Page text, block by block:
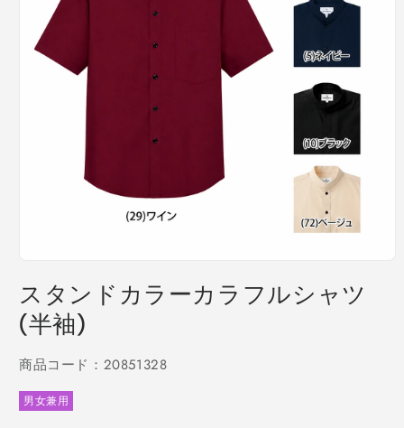
ダ
ル
で
デ
ア
(1)
スタンドカラーカラフルシャツ
(半袖)
商品コード：20851328
男女兼用